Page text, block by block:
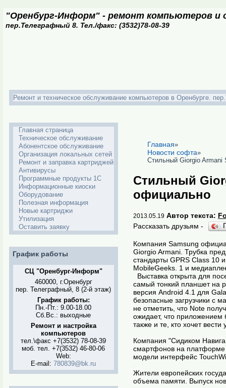
"Оренбург-Информ" - ремонт компьютеров и
пер.Телеграфный 8. Тел./факс: (3532)78-08-39
Ремонт и техническое обслуживание компьютеров в Оренбурге.
Главная страница
Техническое обслуживание
Абонентское обслуживание
Организация локальных сетей
Ремонт и заправка картриджей
Антивирусы
Программные продукты 1С
Информационные киоски
Оборудование
Полезная информация
Новые картриджи
Утилизация
Оставить заявку
График работы
СЦ "Оренбург-Информ"
460000, г.Оренбург
пер. Телеграфный, 8 (2-й этаж)
График работы:
Пн.-Пт.: 9.00-18.00
Сб.Вс.: выходные
Ремонт и настройка
компьютеров
тел.\факс +7(3532) 78-08-39
моб. тел. +7(3532) 46-80-06
Web:
E-mail:780839@bk.ru
Главная»
Новости софта»
Стильный Giorgio Armani
Стильный
официально
2013.05.19 Автор текста:
Рассказать друзьям -
Компания Samsung
Giorgio Armani. Трубка
стандарты GPRS Class 10
MobileGeeks. 1 и
Выставка открыта для
самый тонкий планшет на
версия Android 4.1 для
безопасные загрузчики с
не отметить, что Note
ожидает, что приложением
также и те, кто хочет вести
Компания "Сидиком
смартфонов на платформе
модели интерфейс
Жители европейских
объема памяти. Выпуск